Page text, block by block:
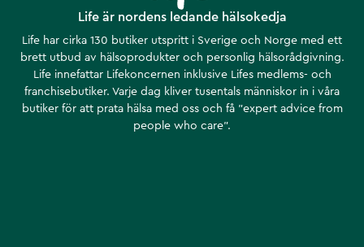
Life är nordens ledande hälsokedja
Life har cirka 130 butiker utspritt i Sverige och Norge med ett
brett utbud av hälsoprodukter och personlig hälsorådgivning.
Life innefattar Lifekoncernen inklusive Lifes medlems- och
franchisebutiker. Varje dag kliver tusentals människor in i våra
butiker för att prata hälsa med oss och få ”expert advice from
people who care”.